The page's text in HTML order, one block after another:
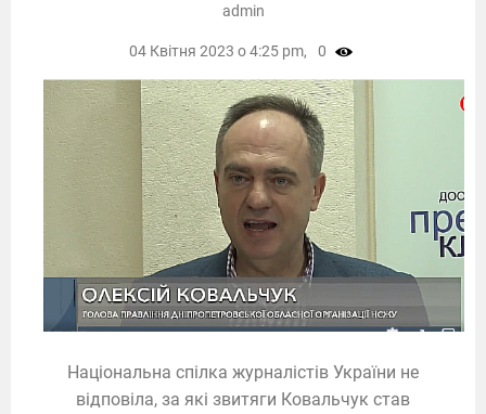
Національна спілка журналістів України не
відповіла, за які звитяги Ковальчук став
admin
04 Квітня 2023 о 4:25 pm, 0